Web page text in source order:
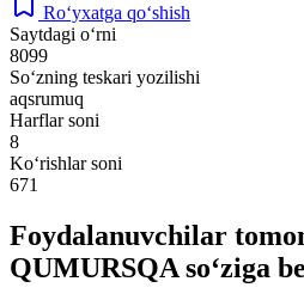
Ro‘yxatga qo‘shish
Saytdagi o‘rni
8099
So‘zning teskari yozilishi
aqsrumuq
Harflar soni
8
Ko‘rishlar soni
671
Foydalanuvchilar
QUMURSQA so‘ziga